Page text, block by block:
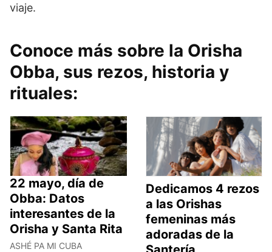
viaje.
Conoce más sobre la Orisha
Obba, sus rezos, historia y
rituales:
22 mayo, día de
Obba: Datos
interesantes de la
Orisha y Santa Rita
ASHÉ PA MI CUBA
Dedicamos 4 rezos
a las Orishas
femeninas más
adoradas de la